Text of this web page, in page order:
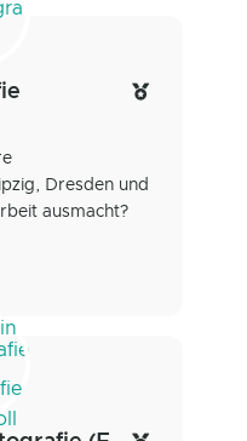
Dresden und
ausmacht?